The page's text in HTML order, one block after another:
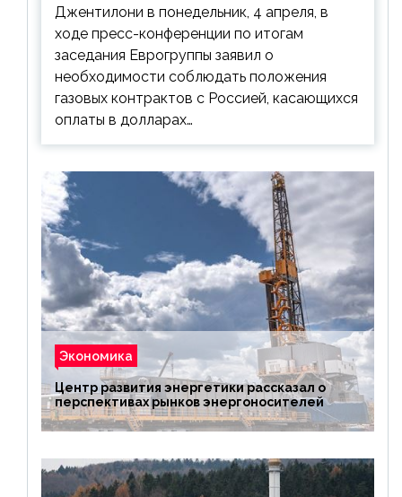
Джентилони в понедельник, 4 апреля, в
ходе пресс-конференции по итогам
заседания Еврогруппы заявил о
необходимости соблюдать положения
газовых контрактов с Россией, касающихся
оплаты в долларах…
Экономика
Центр развития энергетики рассказал о
перспективах рынков энергоносителей